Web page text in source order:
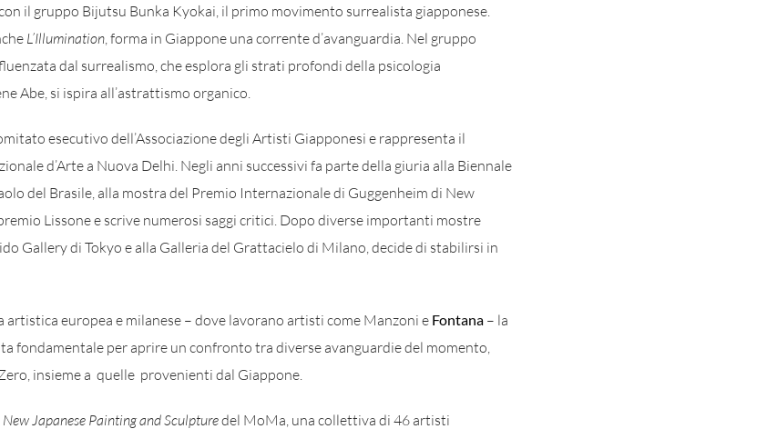
il gruppo Bijutsu Bunka Kyokai, il primo movimento surrealista giapponese.
L’Illumination, forma in Giappone una corrente d’avanguardia. Nel gruppo
dal surrealismo, che esplora gli strati profondi della psicologia
Abe, si ispira all’astrattismo organico.
esecutivo dell’Associazione degli Artisti Giapponesi e rappresenta il
d’Arte a Nuova Delhi. Negli anni successivi fa parte della giuria alla Biennale
del Brasile, alla mostra del Premio Internazionale di Guggenheim di New
Lissone e scrive numerosi saggi critici. Dopo diverse importanti mostre
Gallery di Tokyo e alla Galleria del Grattacielo di Milano, decide di stabilirsi in
europea e milanese – dove lavorano artisti come Manzoni e Fontana– la
fondamentale per aprire un confronto tra diverse avanguardie del momento,
insieme a quelle provenienti dal Giappone.
New Japanese Painting and Sculpturedel MoMa, una collettiva di 46 artisti